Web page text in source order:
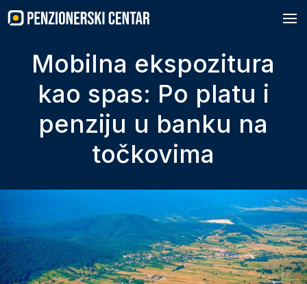
to
content
Mobilna ekspozitura
kao spas: Po platu i
penziju u banku na
točkovima